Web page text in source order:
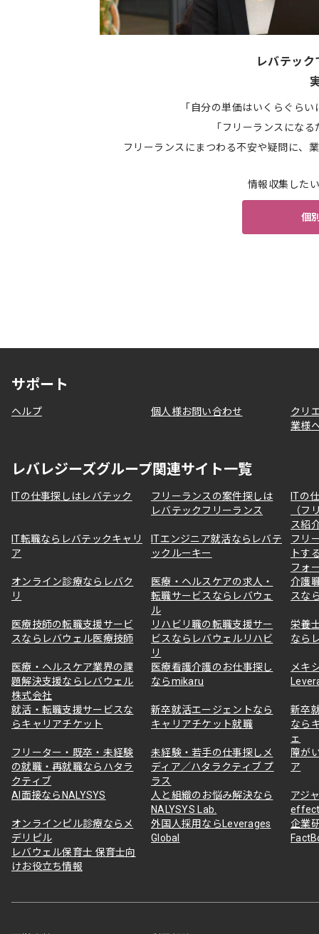
レバテッ
「自分の単価はいくらぐら
「フリーランスにな
フリーランスにまつわる不安や疑問に、
情報収集した
個
サポート
ヘルプ 個人様お問い合わせ
クリ
業様
レバレジーズグループ関連サイト一覧
ITの仕事探しはレバテック
フリーランスの案件探しは
レバテックフリーランス
ITの
（フ
ス紹
IT転職ならレバテックキャリ
ア
ITエンジニア就活ならレバテ
ックルーキー
フリ
トす
フォ
オンライン診療ならレバク
リ
医療・ヘルスケアの求人・
転職サービスならレバウェ
ル
介護
スな
医療技師の転職支援サービ
スならレバウェル医療技師
リハビリ職の転職支援サー
ビスならレバウェルリハビ
リ
栄養
なら
医療・ヘルスケア業界の課
題解決支援ならレバウェル
株式会社
医療看護介護のお仕事探し
ならmikaru
メキ
就活・転職支援サービスな
らキャリアチケット
新卒就活エージェントなら
キャリアチケット就職
新卒
なら
ェ
フリーター・既卒・未経験
の就職・再就職ならハタラ
クティブ
未経験・若手の仕事探しメ
ディア／ハタラクティブ プ
ラス
障が
ア
AI面接ならNALYSYS
人と組織のお悩み解決なら
NALYSYS Lab.
アジ
オンラインピル診療ならメ
デリピル
外国人採用ならLeverages
Global
企業
レバウェル保育士 保育士向
けお役立ち情報